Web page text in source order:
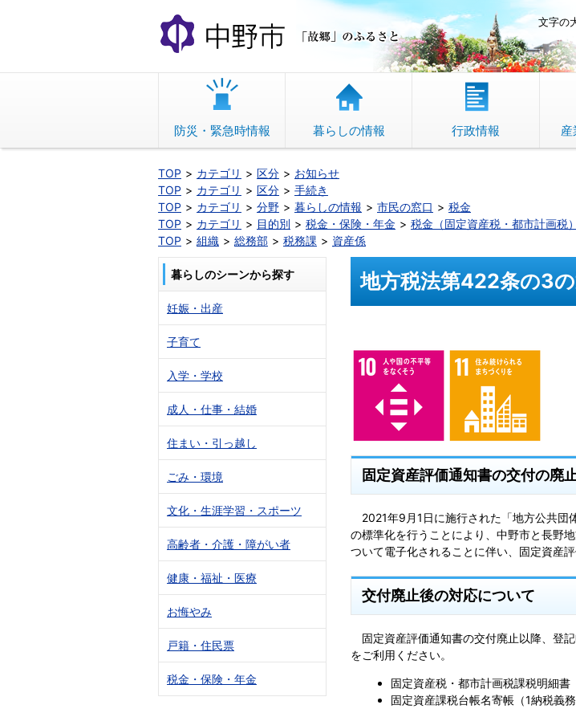
文
へ
動
中野市 「故郷」のふるさと
文字の
防災・緊急時情報 暮らしの情報 行政情報 産
TOP カテゴリ 区分
お知らせ
TOP
カテゴリ 区分
手続き
TOP
カテゴリ 分野 暮らしの情報 市民の窓口
税金
TOP
カテゴリ 目的別 税金・保険・年金
税金（固定資産税・都市計画税）
TOP
組織 総務部 税務課 資産係
地方税法第422条の3
固定資産評価通知書の交付の廃
2021年9月1日に施行された「地方公共団
の標準化を行うことにより、中野市と長野
ついて電子化されることに伴い、固定資産
交付廃止後の対応について
固定資産評価通知書の交付廃止以降、登
をご利用ください。
固定資産税・都市計画税課税明細書
固定資産課税台帳名寄帳（1納税義
暮らしのシーンから探す
妊娠・出産
子育て
入学・学校
成人・仕事・結婚
住まい・引っ越し
ごみ・環境
文化・生涯学習・スポーツ
高齢者・介護・障がい者
健康・福祉・医療
お悔やみ
戸籍・住民票
税金・保険・年金